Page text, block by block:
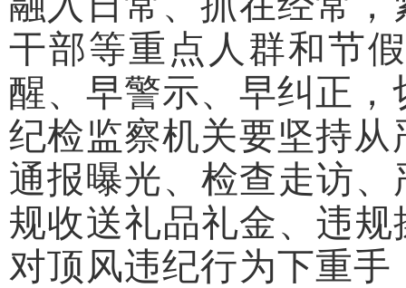
干部等重点人群和节
醒、早警示、早纠正
纪检监察机关要坚持
通报曝光、检查走访
规收送礼品礼金、违
对顶风违纪行为下重